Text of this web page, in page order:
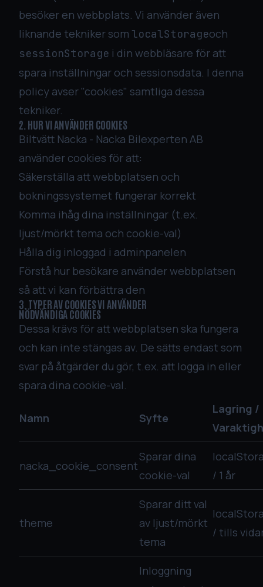
Öppet · Lör 10:00–16:00
Byt tema
besöker en webbplats. Vi använder även
liknande tekniker som localStorageoch
sessionStorage i din webbläsare för att
spara inställningar och sessionsdata. I denna
policy avser "cookies" samtliga dessa
tekniker.
2. HUR VI ANVÄNDER COOKIES
Biltvätt Nacka - Nacka Bilexperten AB
använder cookies för att:
Säkerställa att webbplatsen och
bokningssystemet fungerar korrekt
Komma ihåg dina inställningar (t.ex.
ljust/mörkt tema och cookie-val)
Hålla dig inloggad i adminpanelen
Förstå hur besökare använder webbplatsen
så att vi kan förbättra den
3. TYPER AV COOKIES VI ANVÄNDER
NÖDVÄNDIGA COOKIES
Dessa krävs för att webbplatsen ska fungera
och kan inte stängas av. De sätts endast som
svar på åtgärder du gör, t.ex. att logga in eller
spara dina cookie-val.
Namn Syfte
Lagring /
nacka_cookie_consent
Sparar dina
cookie-val
/ 1 år
theme
Sparar ditt val
av ljust/mörkt
tema
/ tills
Inloggning